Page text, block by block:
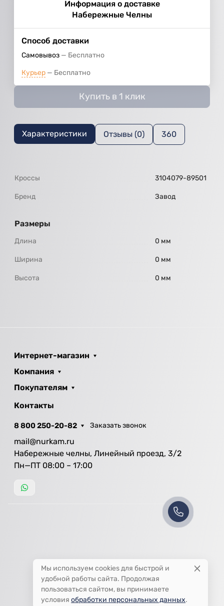
Информация о доставке
Набережные Челны
Способ доставки
Самовывоз Бесплатно
Курьер Бесплатно
Купить в 1 клик
Характеристики Отзывы (0) 360
Кроссы 3104079-89501
Бренд Завод
Размеры
Длина 0 мм
Ширина 0 мм
Высота 0 мм
Интернет-магазин
Компания
Покупателям
Контакты
8 800 250-20-82 Заказать звонок
mail@nurkam.ru
Набережные челны, Линейный проезд, 3/2
Пн—ПТ 08:00 – 17:00
Мы используем cookies для быстрой и
удобной работы сайта. Продолжая
пользоваться сайтом, вы принимаете
условия обработки персональных данных.